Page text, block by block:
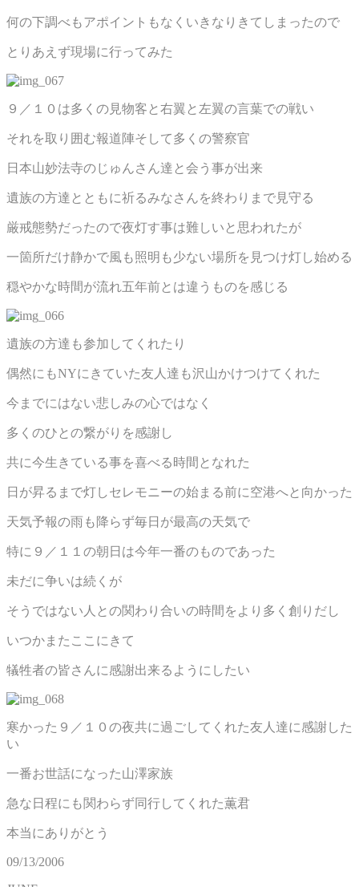
何の下調べもアポイントもなくいきなりきてしまったので
とりあえず現場に行ってみた
９／１０は多くの見物客と右翼と左翼の言葉での戦い
それを取り囲む報道陣そして多くの警察官
日本山妙法寺のじゅんさん達と会う事が出来
遺族の方達とともに祈るみなさんを終わりまで見守る
厳戒態勢だったので夜灯す事は難しいと思われたが
一箇所だけ静かで風も照明も少ない場所を見つけ灯し始める
穏やかな時間が流れ五年前とは違うものを感じる
遺族の方達も参加してくれたり
偶然にもNYにきていた友人達も沢山かけつけてくれた
今までにはない悲しみの心ではなく
多くのひとの繋がりを感謝し
共に今生きている事を喜べる時間となれた
日が昇るまで灯しセレモニーの始まる前に空港へと向かった
天気予報の雨も降らず毎日が最高の天気で
特に９／１１の朝日は今年一番のものであった
未だに争いは続くが
そうではない人との関わり合いの時間をより多く創りだし
いつかまたここにきて
犠牲者の皆さんに感謝出来るようにしたい
寒かった９／１０の夜共に過ごしてくれた友人達に感謝した
い
一番お世話になった山澤家族
急な日程にも関わらず同行してくれた薫君
本当にありがとう
09/13/2006